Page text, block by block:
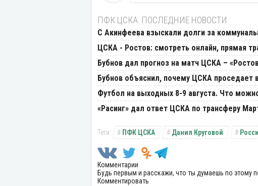
ПФК ЦСКА: ПОСЛЕДНИЕ НОВОСТИ
С Акинфеева взыскали долги за
ЦСКА - Ростов: смотреть онлайн, прямая
Бубнов дал прогноз на матч ЦСКА –
Бубнов объяснил, почему ЦСКА проседает
Футбол на выходных 8-9 августа. Что
«Расинг» дал ответ ЦСКА по трансферу
ПФК ЦСКА Данил Круговой
Комментарии
Будь первым и расскажи, что ты думаешь по этому
Комментировать